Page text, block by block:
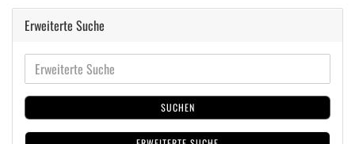
Erweiterte Suche
SUCHEN